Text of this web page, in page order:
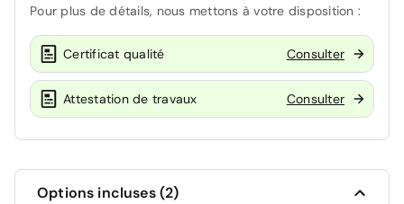
Pour plus de détails, nous mettons à votre disposition :
Certificat qualité Consulter
Attestation de travaux Consulter
Options incluses (2)